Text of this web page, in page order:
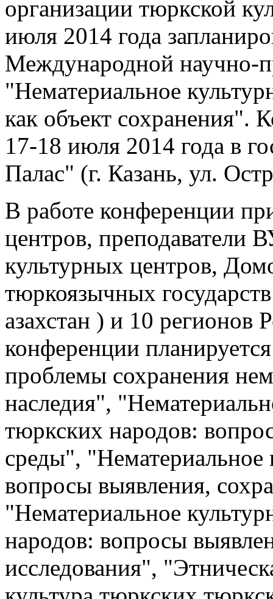
организации тюркской
июля 2014 года
Международной научно-
"Нематериальное
как объект сохранения".
17-18 июля 2014 года в
Палас" (г. Казань, ул.
В работе конференции
центров, преподаватели
культурных центров,
тюркоязычных
азахстан ) и 10 регионов
конференции
проблемы сохранения
наследия",
тюркских народов:
среды", "Нематериальное
вопросы выявления,
"Нематериальное
народов: вопросы
исследования",